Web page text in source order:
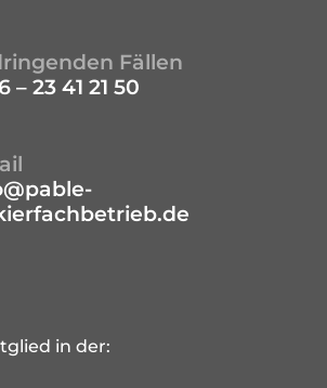
Fällen
– 23 41 21 50
in der: